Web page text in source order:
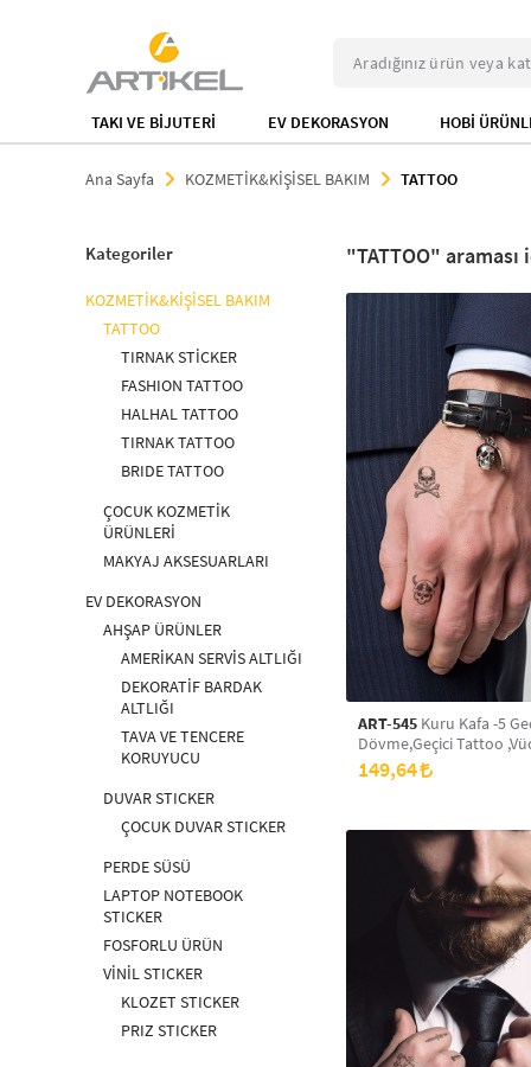
TAKI VE BİJUTERİ EV DEKORASYON HOBİ
Ana Sayfa KOZMETİK&KİŞİSEL BAKIM TATTOO
Kategoriler
KOZMETİK&KİŞİSEL BAKIM
TATTOO
TIRNAK STİCKER
FASHION TATTOO
HALHAL TATTOO
TIRNAK TATTOO
BRIDE TATTOO
ÇOCUK KOZMETİK
ÜRÜNLERİ
MAKYAJ AKSESUARLARI
EV DEKORASYON
AHŞAP ÜRÜNLER
AMERİKAN SERVİS ALTLIĞI
DEKORATİF BARDAK
ALTLIĞI
TAVA VE TENCERE
KORUYUCU
DUVAR STICKER
ÇOCUK DUVAR STICKER
PERDE SÜSÜ
LAPTOP NOTEBOOK
STICKER
FOSFORLU ÜRÜN
VİNİL STICKER
KLOZET STICKER
PRIZ STICKER
TATTOO
ART-545 Kuru Kafa -5
Dövme,Geçici Tattoo
Dövme,Kol Bilek
Dövme,Sırt Dövme
149,64